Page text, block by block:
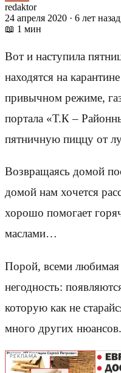
redaktor
24 апреля 2020 · 6 лет назад
📖 1 мин
Вот и наступила
находятся на
привычном режиме,
портала «Т.К –
пятничную пиццу от
Возвращаясь домой
домой нам хочется
хорошо помогает
маслами…
Порой, всеми любимая
негодность:
которую как не
много других нюансов.
РЕКЛАМА